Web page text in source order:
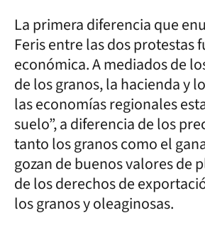
La primera diferencia que
Feris entre las dos protestas
económica. A mediados de
de los granos, la hacienda y
las economías regionales
suelo”, a diferencia de los
tanto los granos como el
gozan de buenos valores de
de los derechos de
los granos y oleaginosas.